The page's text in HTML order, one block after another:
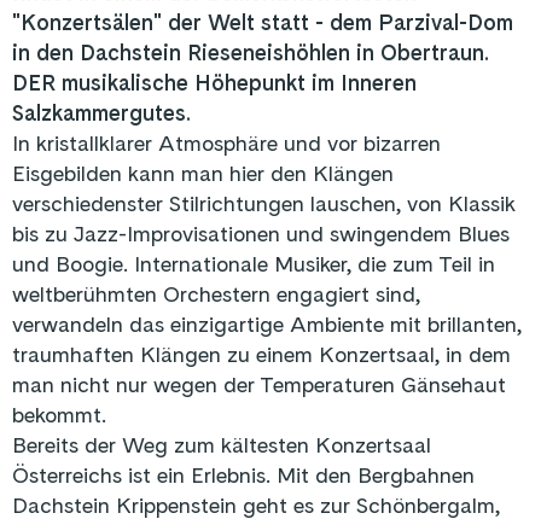
"Konzertsälen" der Welt statt - dem Parzival-Dom
in den Dachstein Rieseneishöhlen in Obertraun.
DER musikalische Höhepunkt im Inneren
Salzkammergutes.
In kristallklarer Atmosphäre und vor bizarren
Eisgebilden kann man hier den Klängen
verschiedenster Stilrichtungen lauschen, von Klassik
bis zu Jazz-Improvisationen und swingendem Blues
und Boogie. Internationale Musiker, die zum Teil in
weltberühmten Orchestern engagiert sind,
verwandeln das einzigartige Ambiente mit brillanten,
traumhaften Klängen zu einem Konzertsaal, in dem
man nicht nur wegen der Temperaturen Gänsehaut
bekommt.
Bereits der Weg zum kältesten Konzertsaal
Österreichs ist ein Erlebnis. Mit den Bergbahnen
Dachstein Krippenstein geht es zur Schönbergalm,